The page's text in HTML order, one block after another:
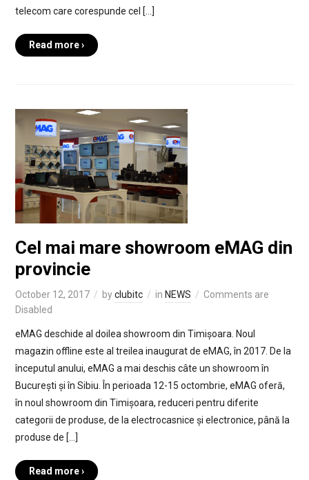
telecom care corespunde cel […]
Read more ›
Cel mai mare showroom eMAG din
provincie
October 12, 2017 byclubitc in NEWS
Comments are
Disabled
eMAG deschide al doilea showroom din Timișoara. Noul
magazin offline este al treilea inaugurat de eMAG, în 2017. De la
începutul anului, eMAG a mai deschis câte un showroom în
București și în Sibiu. În perioada 12-15 octombrie, eMAG oferă,
în noul showroom din Timișoara, reduceri pentru diferite
categorii de produse, de la electrocasnice și electronice, până la
produse de […]
Read more ›